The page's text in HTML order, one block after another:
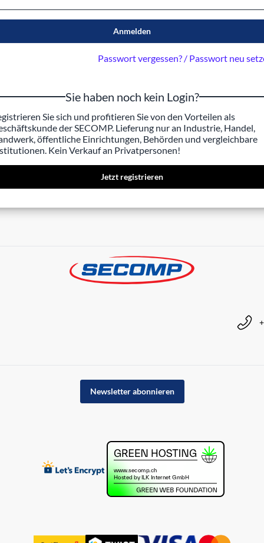
Anmelden
Passwort vergessen? / Passwort neu
Sie haben noch kein Login?
Sie sich und profitieren Sie von den Vorteilen als
der SECOMP. Lieferung nur an Industrie, Handel,
öffentliche Einrichtungen, Behörden und vergleichbare
Kein Verkauf an Privatpersonen!
Jetzt registrieren
Newsletter abonnieren